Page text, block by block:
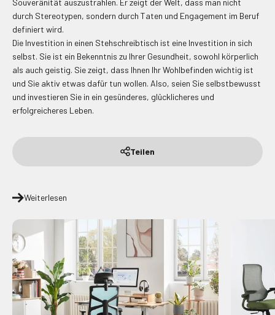
Souveränität auszustrahlen. Er zeigt der Welt, dass man nicht
durch Stereotypen, sondern durch Taten und Engagement im Beruf
definiert wird.
Die Investition in einen Stehschreibtisch ist eine Investition in sich
selbst. Sie ist ein Bekenntnis zu Ihrer Gesundheit, sowohl körperlich
als auch geistig. Sie zeigt, dass Ihnen Ihr Wohlbefinden wichtig ist
und Sie aktiv etwas dafür tun wollen. Also, seien Sie selbstbewusst
und investieren Sie in ein gesünderes, glücklicheres und
erfolgreicheres Leben.
Teilen
Weiterlesen